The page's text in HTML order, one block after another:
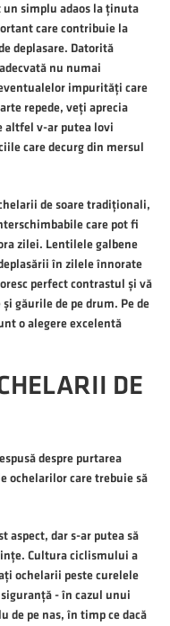
simplu adaos la ținuta
care contribuie la
deplasare. Datorită
nu numai
impurități care
repede, veți aprecia
altfel v-ar putea lovi
care decurg din mersul
de soare tradiționali,
care pot fi
zilei. Lentilele galbene
în zilele înnorate
perfect contrastul și vă
găurile de pe drum. Pe de
o alegere excelentă
DE
despre purtarea
ochelarilor care trebuie să
aspect, dar s-ar putea să
Cultura ciclismului a
ochelarii peste curelele
- în cazul unui
de pe nas, în timp ce dacă